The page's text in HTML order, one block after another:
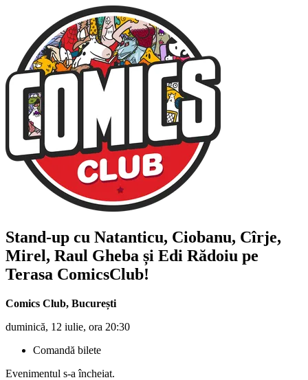
Stand-up cu Natanticu, Ciobanu, Cîrje,
Mirel, Raul Gheba și Edi Rădoiu pe
Terasa ComicsClub!
Comics Club, București
duminică, 12 iulie, ora 20:30
Comandă bilete
Evenimentul s-a încheiat.